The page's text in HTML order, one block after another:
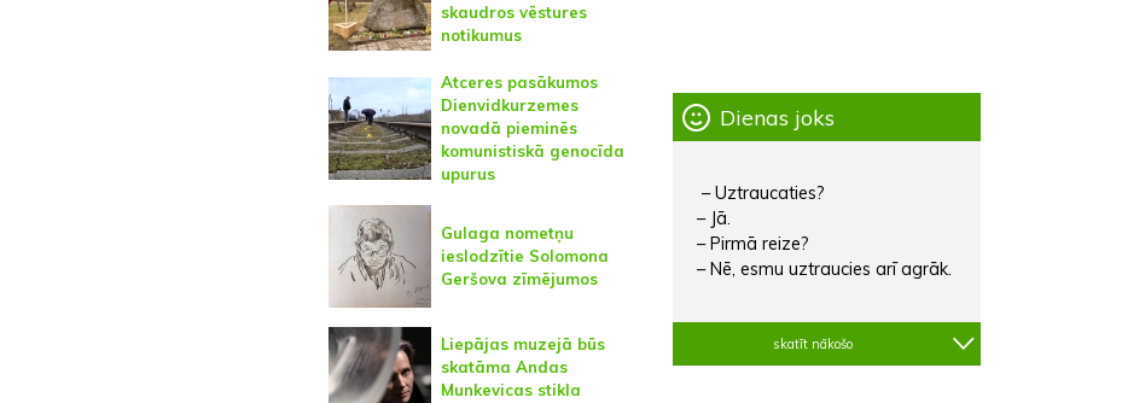
skaudros vēstures
notikumus
Atceres pasākumos
Dienvidkurzemes
novadā pieminēs
komunistiskā genocīda
upurus
Gulaga nometņu
ieslodzītie Solomona
Geršova zīmējumos
Liepājas muzejā būs
skatāma Andas
Munkevicas stikla
Dienas joks
– Uztraucaties?
– Jā.
– Pirmā reize?
– Nē, esmu uztraucies arī agrāk.
skatīt nākošo